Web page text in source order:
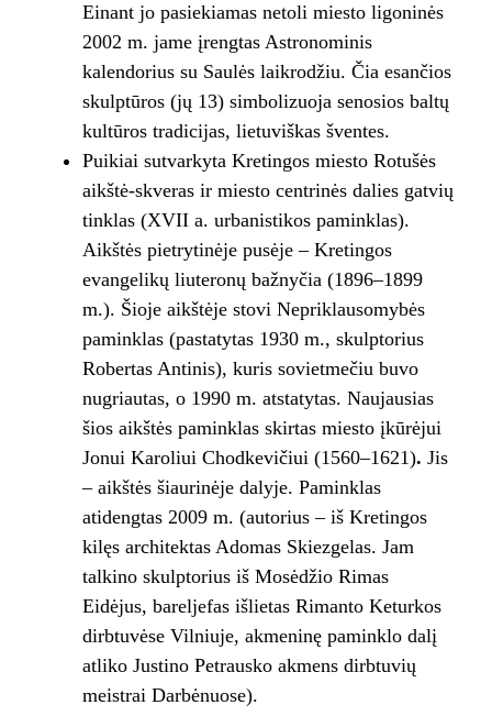
Einant jo pasiekiamas netoli miesto ligoninės
2002 m. jame įrengtas Astronominis
kalendorius su Saulės laikrodžiu. Čia esančios
skulptūros (jų 13) simbolizuoja senosios baltų
kultūros tradicijas, lietuviškas šventes.
Puikiai sutvarkyta Kretingos miesto Rotušės
aikštė-skveras ir miesto centrinės dalies gatvių
tinklas (XVII a. urbanistikos paminklas).
Aikštės pietrytinėje pusėje – Kretingos
evangelikų liuteronų bažnyčia (1896–1899
m.). Šioje aikštėje stovi Nepriklausomybės
paminklas (pastatytas 1930 m., skulptorius
Robertas Antinis), kuris sovietmečiu buvo
nugriautas, o 1990 m. atstatytas. Naujausias
šios aikštės paminklas skirtas miesto įkūrėjui
Jonui Karoliui Chodkevičiui (1560–1621). Jis
– aikštės šiaurinėje dalyje. Paminklas
atidengtas 2009 m. (autorius – iš Kretingos
kilęs architektas Adomas Skiezgelas. Jam
talkino skulptorius iš Mosėdžio Rimas
Eidėjus, bareljefas išlietas Rimanto Keturkos
dirbtuvėse Vilniuje, akmeninę paminklo dalį
atliko Justino Petrausko akmens dirbtuvių
meistrai Darbėnuose).